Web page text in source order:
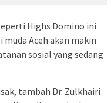
Highs Domino ini
Aceh akan makin
sosial yang sedang
tambah Dr. Zulkhairi